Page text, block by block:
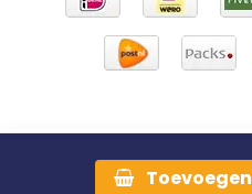
Toevoegen